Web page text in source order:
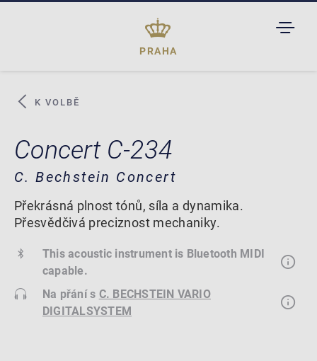
PRAHA
K VOLBĚ
Concert C-234
C. Bechstein Concert
Překrásná plnost tónů, síla a dynamika.
Přesvědčivá preciznost mechaniky.
This acoustic instrument is Bluetooth MIDI
capable.
Na přání s C. BECHSTEIN VARIO
DIGITALSYSTEM